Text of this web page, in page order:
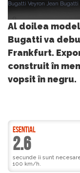
Bugatti Veyron Jean
9
Al doilea
Bugatti va
Frankfurt.
construit în
vopsit în negru.
ESENTIAL
2.6
secunde îi sunt
100 km/h.